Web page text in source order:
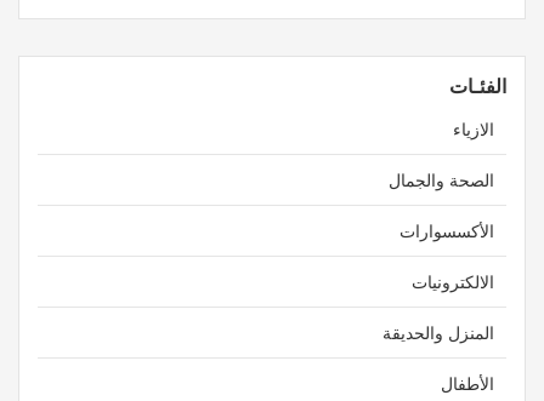
الفئـات
الازياء
الصحة والجمال
الأكسسوارات
الالكترونيات
المنزل والحديقة
الأطفال